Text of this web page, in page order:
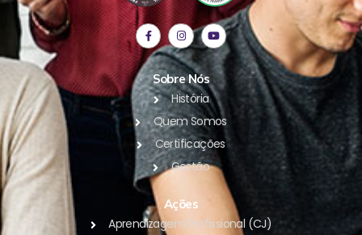
Sobre Nós
História
Quem Somos
Certificações
Gestão
Ações
Aprendizagem Profissional (CJ)